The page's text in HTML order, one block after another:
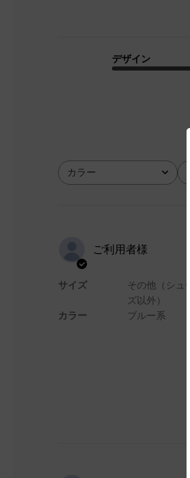
デザイン
カラー
全て
ご利用者様
サイズ
カラー
その他（シュー
ズ以外）
ブルー系